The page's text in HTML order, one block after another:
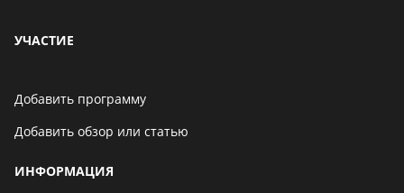
УЧАСТИЕ
Добавить программу
Добавить обзор или статью
ИНФОРМАЦИЯ